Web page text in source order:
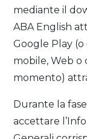
mediante il
ABA English
Google Play
mobile, Web o
momento)
Durante la
accettare